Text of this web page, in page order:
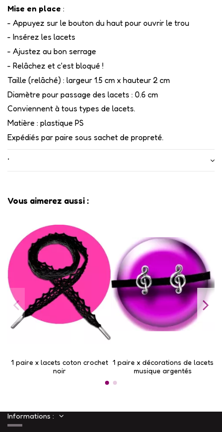
Mise en place :
- Appuyez sur le bouton du haut pour ouvrir le trou
- Insérez les lacets
- Ajustez au bon serrage
- Relâchez et c'est bloqué !
Taille (relâché) : largeur 1.5 cm x hauteur 2 cm
Diamètre pour passage des lacets : 0.6 cm
Conviennent à tous types de lacets.
Matière : plastique PS
Expédiés par paire sous sachet de propreté.
•
Vous aimerez aussi :
1 paire x lacets coton crochet
noir
1 paire x ​décorations de lacets
musique argentés
Informations :